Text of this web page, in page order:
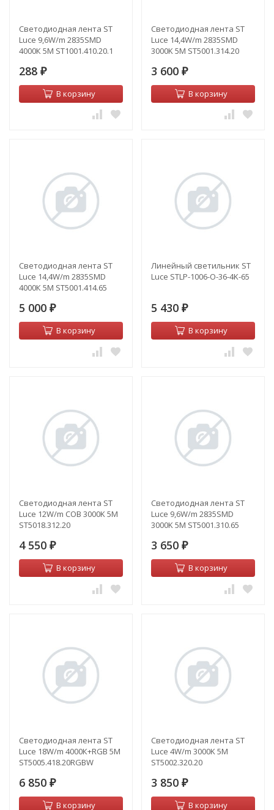
Светодиодная лента ST
Luce 9,6W/m 2835SMD
4000К 5M ST1001.410.20.1
288 ₽
В корзину
Светодиодная лента ST
Luce 14,4W/m 2835SMD
3000K 5M ST5001.314.20
3 600 ₽
В корзину
Светодиодная лента ST
Luce 14,4W/m 2835SMD
4000К 5M ST5001.414.65
5 000 ₽
В корзину
Линейный светильник ST
Luce STLP-1006-O-36-4K-65
5 430 ₽
В корзину
Светодиодная лента ST
Luce 12W/m COB 3000K 5M
ST5018.312.20
4 550 ₽
В корзину
Светодиодная лента ST
Luce 9,6W/m 2835SMD
3000K 5M ST5001.310.65
3 650 ₽
В корзину
Светодиодная лента ST
Luce 18W/m 4000К+RGB 5M
ST5005.418.20RGBW
6 850 ₽
В корзину
Светодиодная лента ST
Luce 4W/m 3000K 5M
ST5002.320.20
3 850 ₽
В корзину